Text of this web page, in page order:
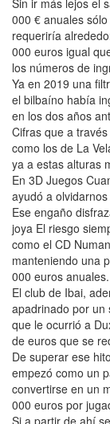
000 € anuales
requeriría
000 euros igual
los números de
Ya en 2019 una
el bilbaíno había
en los dos años
Cifras que a
como los de La
ya a estas alturas
En 3D Juegos
ayudó a
Ese engaño
joya El riesgo
como el CD
manteniendo una
000 euros anuales.
El club de Ibai,
apadrinado por un
que le ocurrió a
de euros que se
De superar ese
empezó como un
convertirse en un
000 euros por
Si a partir de ahí